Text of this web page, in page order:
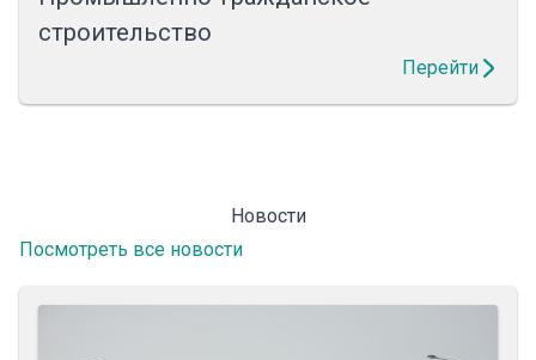
строительство
Перейти
Новости
Посмотреть все новости